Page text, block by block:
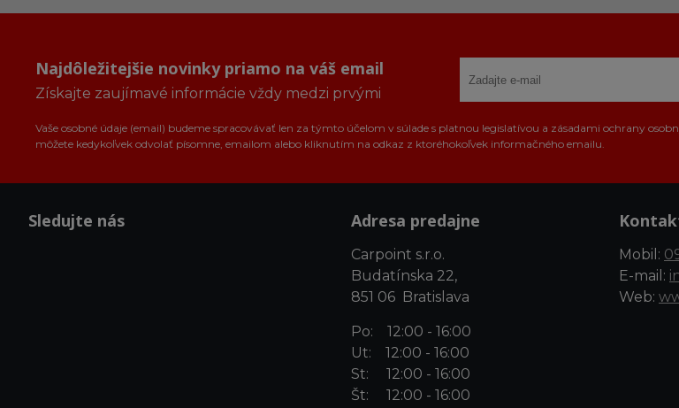
Najdôležitejšie novinky priamo na váš email
Získajte zaujímavé informácie vždy medzi prvými
Vaše osobné údaje (email) budeme spracovávať len za týmto účelom v súlade s platnou legislatívou a zásadami ochrany
môžete kedykoľvek odvolať písomne, emailom alebo kliknutím na odkaz z ktoréhokoľvek informačného emailu.
Sledujte nás Adresa predajne
Carpoint s.r.o.
Budatínska 22,
851 06 Bratislava
Po: 12:00 - 16:00
Ut: 12:00 - 16:00
St: 12:00 - 16:00
Št: 12:00 - 16:00
Mobil:
E-mail:
Web: